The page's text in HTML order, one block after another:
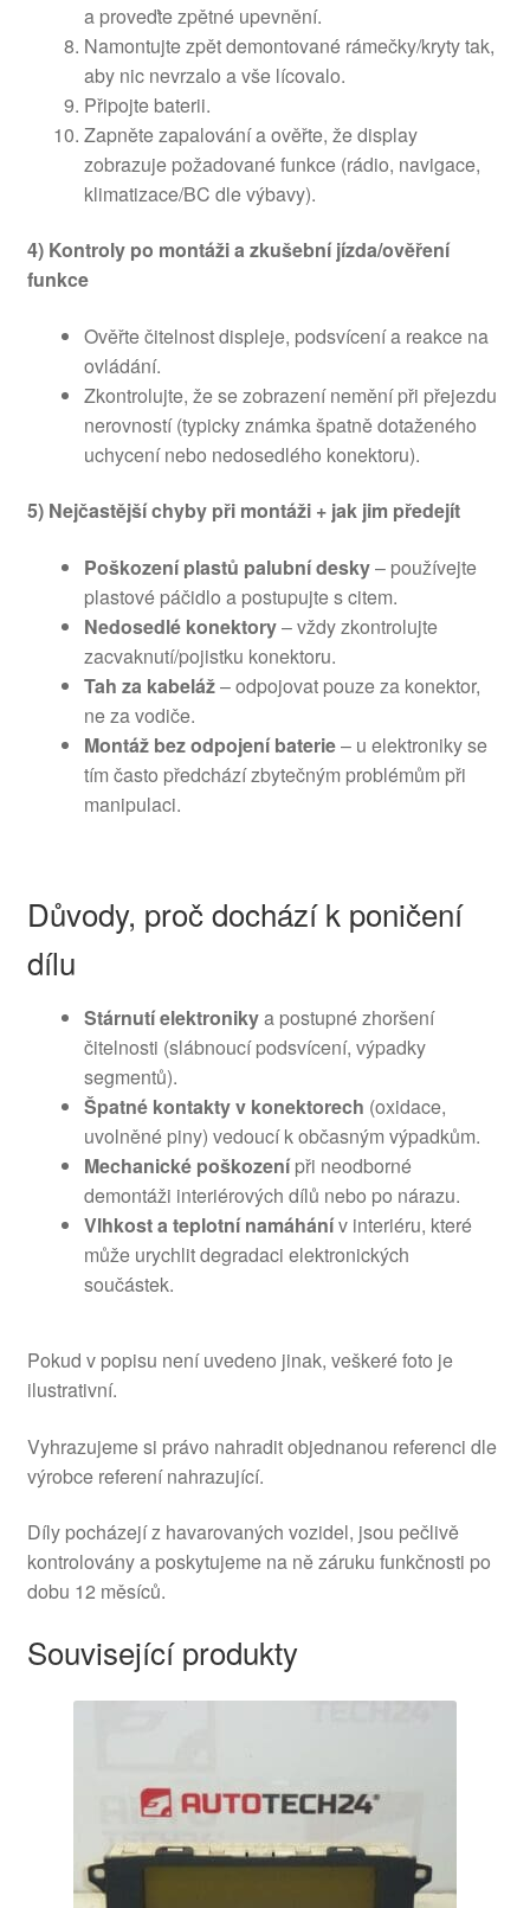
a proveďte zpětné upevnění.
Namontujte zpět demontované rámečky/kryty tak,
aby nic nevrzalo a vše lícovalo.
Připojte baterii.
Zapněte zapalování a ověřte, že display
zobrazuje požadované funkce (rádio, navigace,
klimatizace/BC dle výbavy).
4) Kontroly po montáži a zkušební jízda/ověření
funkce
Ověřte čitelnost displeje, podsvícení a reakce na
ovládání.
Zkontrolujte, že se zobrazení nemění při přejezdu
nerovností (typicky známka špatně dotaženého
uchycení nebo nedosedlého konektoru).
5) Nejčastější chyby při montáži + jak jim předejít
Poškození plastů palubní desky– používejte
plastové páčidlo a postupujte s citem.
Nedosedlé konektory– vždy zkontrolujte
zacvaknutí/pojistku konektoru.
Tah za kabeláž– odpojovat pouze za konektor,
ne za vodiče.
Montáž bez odpojení baterie– u elektroniky se
tím často předchází zbytečným problémům při
manipulaci.
Důvody, proč dochází k poničení
dílu
Stárnutí elektronikya postupné zhoršení
čitelnosti (slábnoucí podsvícení, výpadky
segmentů).
Špatné kontakty v konektorech (oxidace,
uvolněné piny) vedoucí k občasným výpadkům.
Mechanické poškozenípři neodborné
demontáži interiérových dílů nebo po nárazu.
Vlhkost a teplotní namáhánív interiéru, které
může urychlit degradaci elektronických
součástek.
Pokud v popisu není uvedeno jinak, veškeré foto je
ilustrativní.
Vyhrazujeme si právo nahradit objednanou referenci dle
výrobce referení nahrazující.
Díly pocházejí z havarovaných vozidel, jsou pečlivě
kontrolovány a poskytujeme na ně záruku funkčnosti po
dobu 12 měsíců.
Související produkty